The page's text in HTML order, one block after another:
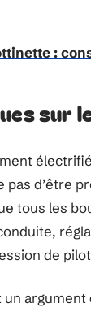
:
sur
d’être
tous les
de
un